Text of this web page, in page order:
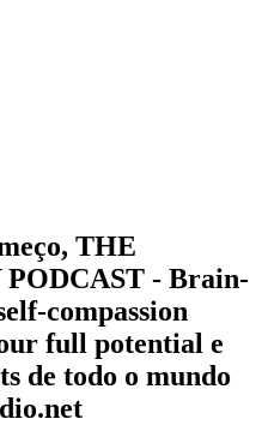
THE
- Brain-
compassion
full potential e
de todo o mundo